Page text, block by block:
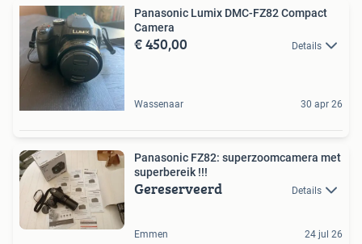
Panasonic Lumix DMC-FZ82 Compact
Camera
€ 450,00 Details
Wassenaar 30 apr 26
Panasonic FZ82: superzoomcamera met
superbereik !!!
Gereserveerd Details
Emmen 24 jul 26